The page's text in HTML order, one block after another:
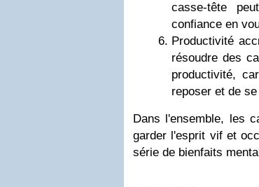
casse-tête
confiance en
Productivité
résoudre des
productivité,
reposer et de
Dans l'ensemble, les
garder l'esprit vif et
série de bienfaits